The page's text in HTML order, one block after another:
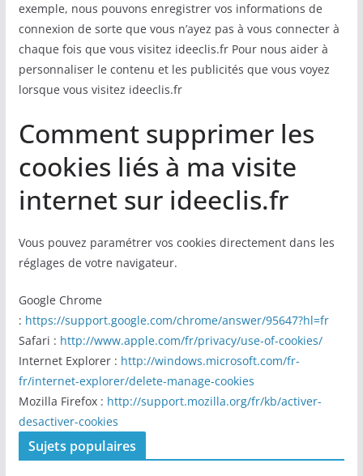
exemple, nous pouvons enregistrer vos informations de
connexion de sorte que vous n’ayez pas à vous connecter à
chaque fois que vous visitez ideeclis.fr Pour nous aider à
personnaliser le contenu et les publicités que vous voyez
lorsque vous visitez ideeclis.fr
Comment supprimer les
cookies liés à ma visite
internet sur ideeclis.fr
Vous pouvez paramétrer vos cookies directement dans les
réglages de votre navigateur.
Google Chrome
: https://support.google.com/chrome/answer/95647?hl=fr
Safari : http://www.apple.com/fr/privacy/use-of-cookies/
Internet Explorer : http://windows.microsoft.com/fr-
fr/internet-explorer/delete-manage-cookies
Mozilla Firefox : http://support.mozilla.org/fr/kb/activer-
desactiver-cookies
Sujets populaires